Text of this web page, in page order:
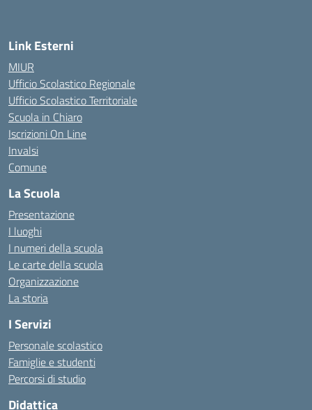
Link Esterni
MIUR
Ufficio Scolastico Regionale
Ufficio Scolastico Territoriale
Scuola in Chiaro
Iscrizioni On Line
Invalsi
Comune
La Scuola
Presentazione
I luoghi
I numeri della scuola
Le carte della scuola
Organizzazione
La storia
I Servizi
Personale scolastico
Famiglie e studenti
Percorsi di studio
Didattica